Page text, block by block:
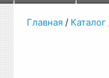
Главная / Каталог